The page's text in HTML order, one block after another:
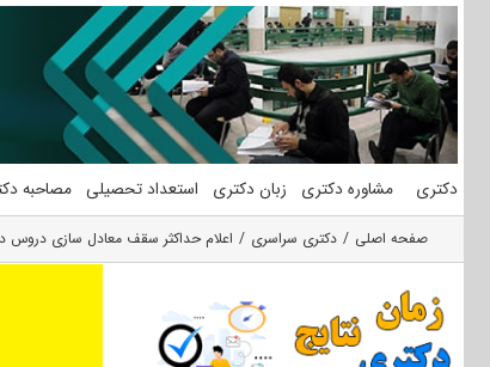
محتوا
دکتری مشاوره دکتری زبان دکتری استعداد تحصیلی مصاحبه
صفحه اصلی دکتری سراسری اعلام حداکثر سقف معادل سازی دروس